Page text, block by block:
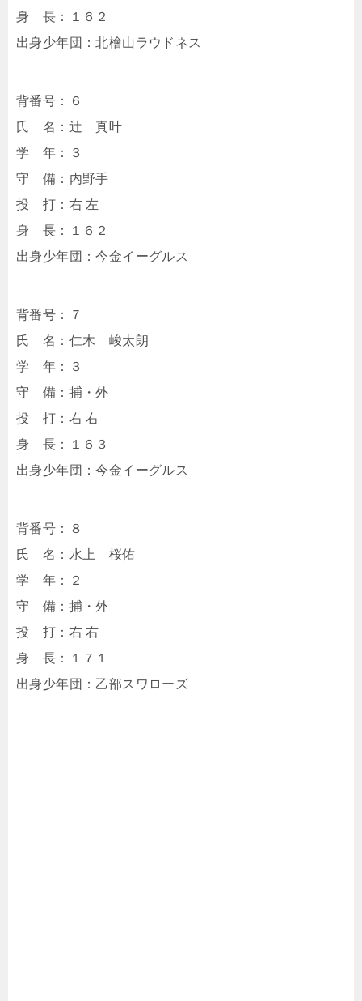
身 長：１６２
出身少年団：北檜山ラウドネス
背番号：６
氏 名：辻 真叶
学 年：３
守 備：内野手
投 打：右 左
身 長：１６２
出身少年団：今金イーグルス
背番号：７
氏 名：仁木 峻太朗
学 年：３
守 備：捕・外
投 打：右 右
身 長：１６３
出身少年団：今金イーグルス
背番号：８
氏 名：水上 桜佑
学 年：２
守 備：捕・外
投 打：右 右
身 長：１７１
出身少年団：乙部スワローズ